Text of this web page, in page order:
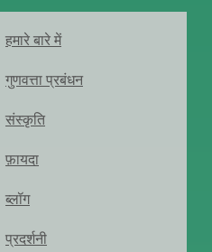
हमारे बारे में
गुणवत्ता प्रबंधन
संस्कृति
फ़ायदा
ब्लॉग
प्रदर्शनी